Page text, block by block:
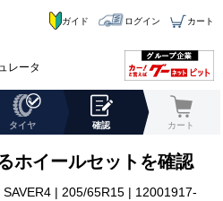
レータ
ガイド ログイン カート
タイヤ 確認 カート
ホイールセットを確認
| 205/65R15 | 12001917-